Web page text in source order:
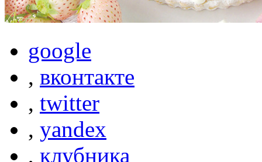
google
, вконтакте
, twitter
, yandex
, клубника